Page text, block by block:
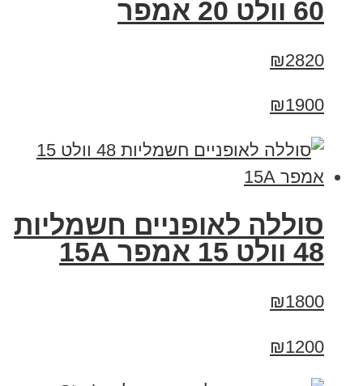
60 וולט 20 אמפר
₪2820
₪1900
סוללה לאופניים חשמליות
48 וולט 15 אמפר 15A
₪1800
₪1200